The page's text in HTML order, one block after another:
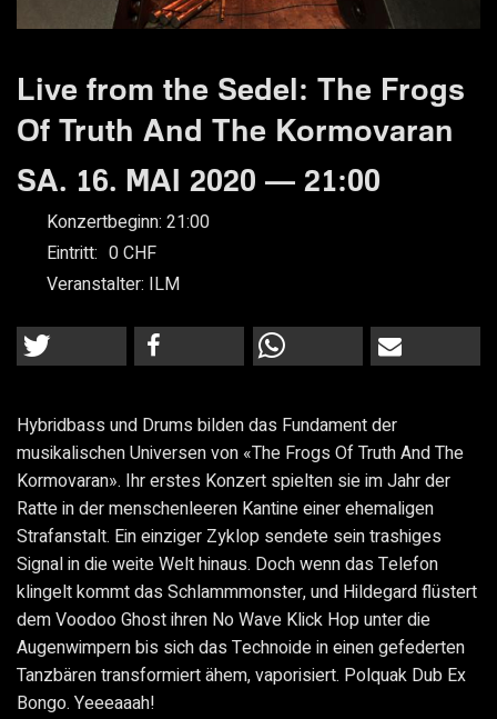
Live from the Sedel: The Frogs
Of Truth And The Kormovaran
SA. 16. MAI 2020 — 21:00
Konzertbeginn: 21:00
Eintritt: 0
Veranstalter: ILM
Hybridbass und Drums bilden das Fundament der
musikalischen Universen von «The Frogs Of Truth And The
Kormovaran». Ihr erstes Konzert spielten sie im Jahr der
Ratte in der menschenleeren Kantine einer ehemaligen
Strafanstalt. Ein einziger Zyklop sendete sein trashiges
Signal in die weite Welt hinaus. Doch wenn das Telefon
klingelt kommt das Schlammmonster, und Hildegard flüstert
dem Voodoo Ghost ihren No Wave Klick Hop unter die
Augenwimpern bis sich das Technoide in einen gefederten
Tanzbären transformiert ähem, vaporisiert. Polquak Dub Ex
Bongo. Yeeeaaah!